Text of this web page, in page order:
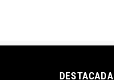
DESTACADA